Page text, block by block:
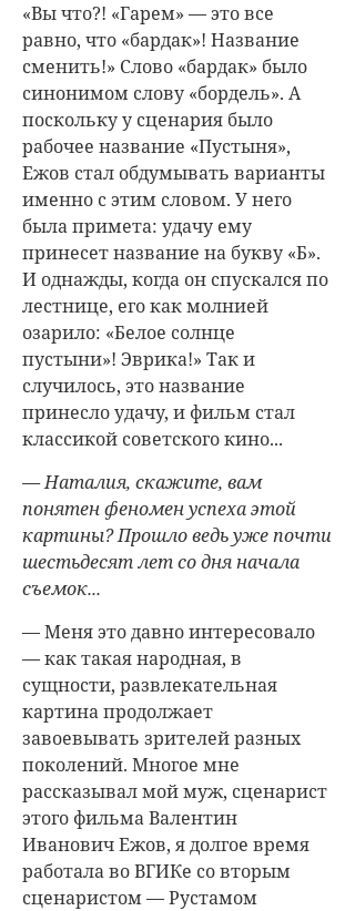
«Вы что?! «Гарем» — это все
равно, что «бардак»! Название
сменить!» Слово «бардак» было
синонимом слову «бордель». А
поскольку у сценария было
рабочее название «Пустыня»,
Ежов стал обдумывать варианты
именно с этим словом. У него
была примета: удачу ему
принесет название на букву «Б».
И однажды, когда он спускался по
лестнице, его как молнией
озарило: «Белое солнце
пустыни»! Эврика!» Так и
случилось, это название
принесло удачу, и фильм стал
классикой советского кино...
— Наталия, скажите, вам
понятен феномен успеха этой
картины? Прошло ведь уже почти
шестьдесят лет со дня начала
съемок...
— Меня это давно интересовало
— как такая народная, в
сущности, развлекательная
картина продолжает
завоевывать зрителей разных
поколений. Многое мне
рассказывал мой муж, сценарист
этого фильма Валентин
Иванович Ежов, я долгое время
работала во ВГИКе со вторым
сценаристом — Рустамом